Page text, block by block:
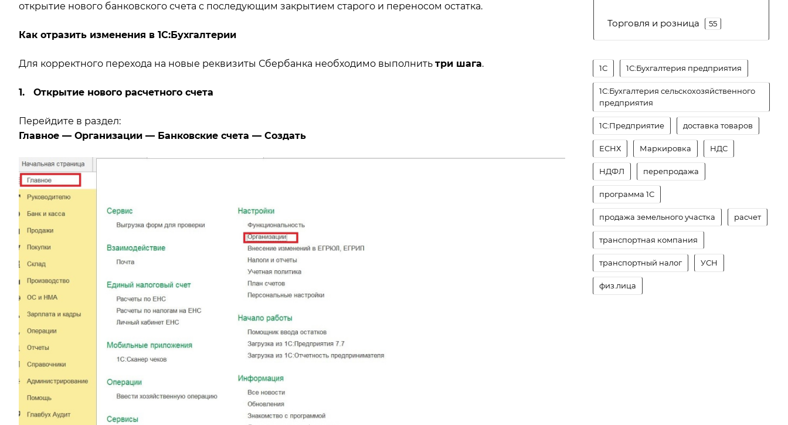
открытие нового банковского счета с последующим закрытием старого и переносом остатка.
Как отразить изменения в 1С:Бухгалтерии
Для корректного перехода на новые реквизиты Сбербанка необходимо выполнить три шага.
1. Открытие нового расчетного счета
Перейдите в раздел:
Главное — Организации — Банковские счета — Создать
Торговля и розница 55
1С 1С:Бухгалтерия предприятия
1С:Бухгалтерия сельскохозяйственного
предприятия
1С:Предприятие доставка товаров
ЕСНХ Маркировка НДС
НДФЛ перепродажа
программа 1С
продажа земельного участка расчет
транспортная компания
транспортный налог УСН
физ.лица